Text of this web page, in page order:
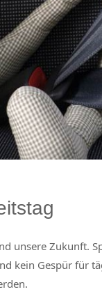
unsere Zukunft.
kein Gespür für